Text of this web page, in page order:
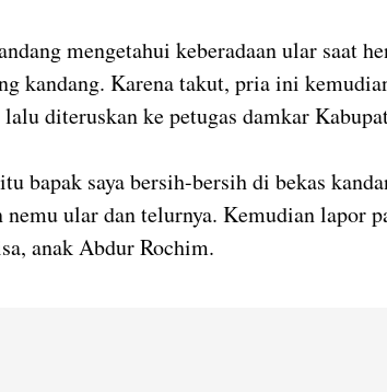
mengetahui keberadaan ular saat
kandang. Karena takut, pria ini
diteruskan ke petugas damkar
bapak saya bersih-bersih di bekas
ular dan telurnya. Kemudian lapor
anak Abdur Rochim.